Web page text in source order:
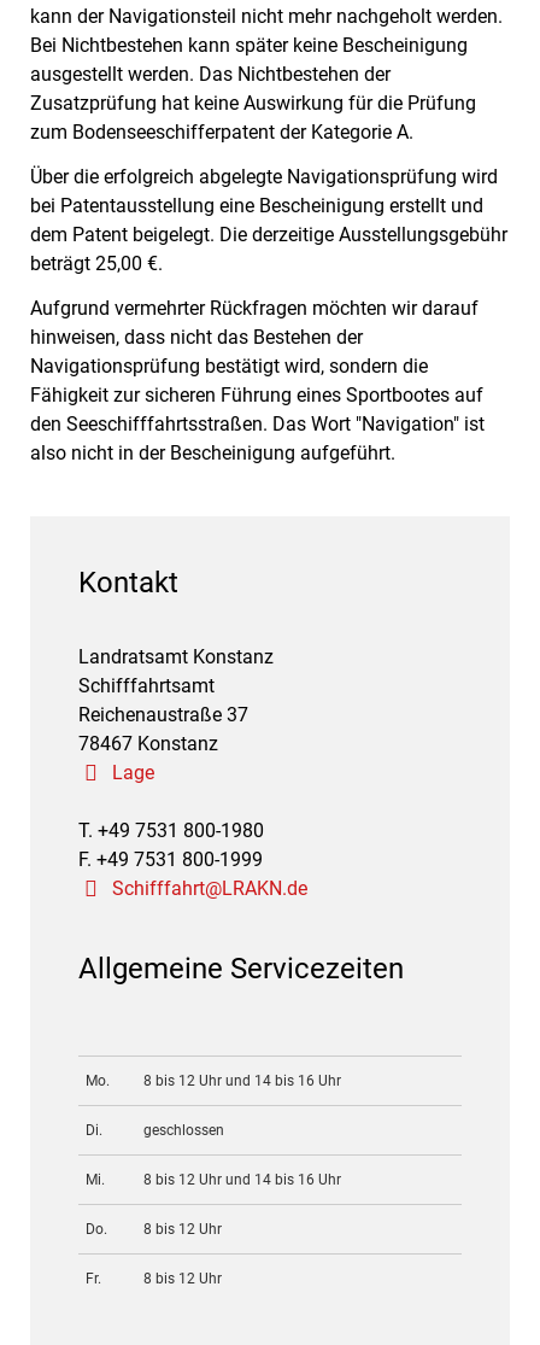
kann der Navigationsteil nicht mehr nachgeholt werden.
Bei Nichtbestehen kann später keine Bescheinigung
ausgestellt werden. Das Nichtbestehen der
Zusatzprüfung hat keine Auswirkung für die Prüfung
zum Bodenseeschifferpatent der Kategorie A.
Über die erfolgreich abgelegte Navigationsprüfung wird
bei Patentausstellung eine Bescheinigung erstellt und
dem Patent beigelegt. Die derzeitige Ausstellungsgebühr
beträgt 25,00 €.
Aufgrund vermehrter Rückfragen möchten wir darauf
hinweisen, dass nicht das Bestehen der
Navigationsprüfung bestätigt wird, sondern die
Fähigkeit zur sicheren Führung eines Sportbootes auf
den Seeschifffahrtsstraßen. Das Wort "Navigation" ist
also nicht in der Bescheinigung aufgeführt.
Kontakt
Landratsamt Konstanz
Schifffahrtsamt
Reichenaustraße 37
78467 Konstanz
Lage
T. +49 7531 800-1980
F. +49 7531 800-1999
Schifffahrt@LRAKN.de
Allgemeine Servicezeiten
Mo. 8 bis 12 Uhr und 14 bis 16 Uhr
Di. geschlossen
Mi. 8 bis 12 Uhr und 14 bis 16 Uhr
Do. 8 bis 12 Uhr
Fr. 8 bis 12 Uhr